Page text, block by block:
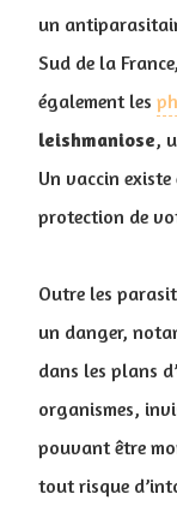
un
Sud de la
également les
leishmaniose,
Un vaccin
protection de
Outre les
un danger,
dans les plans
organismes,
pouvant être
tout risque